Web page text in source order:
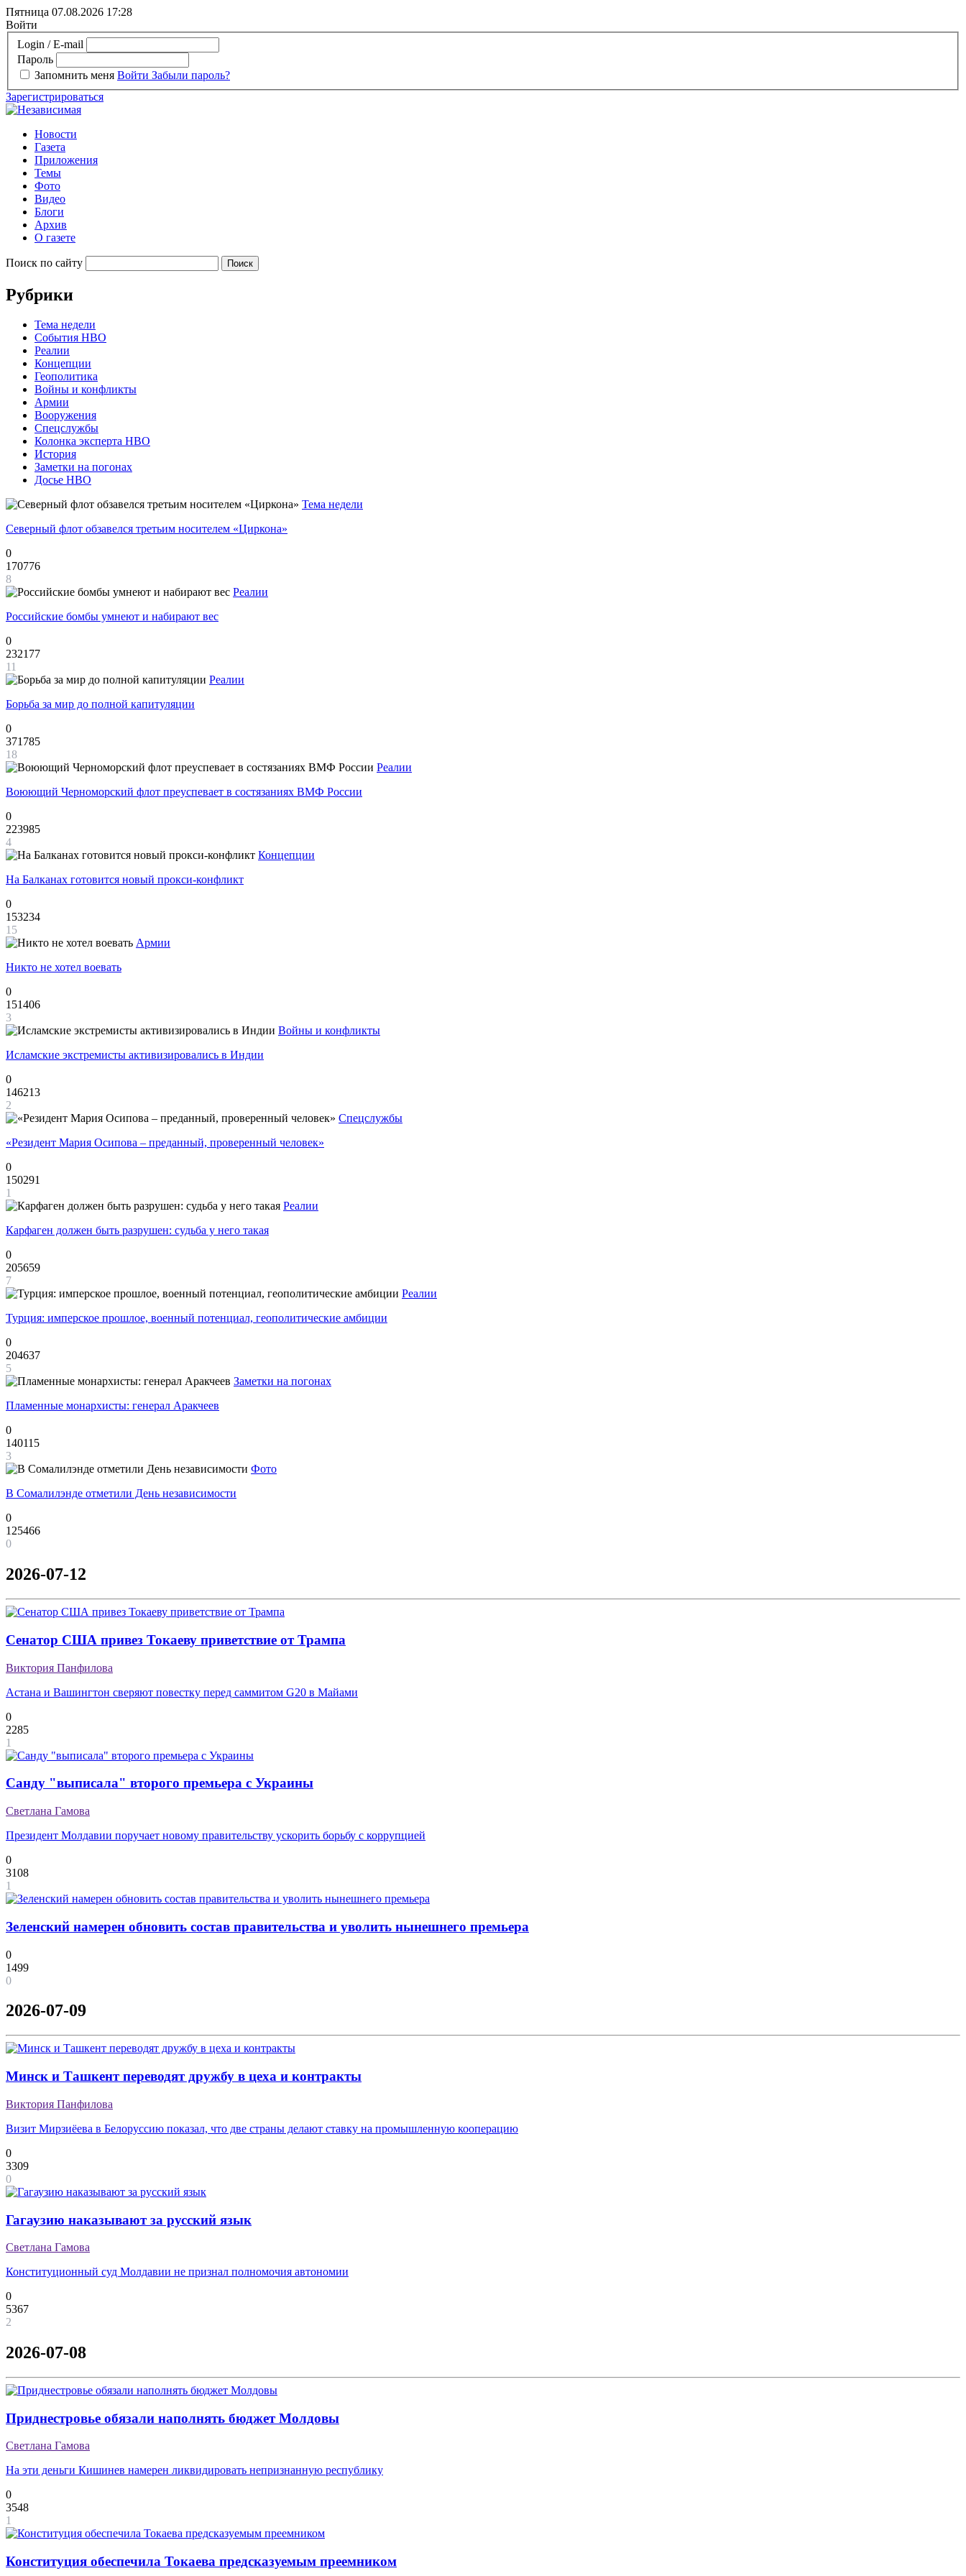
Пятница 07.08.2026 17:28
Войти
Login / E-mail
Пароль
Запомнить меня Войти Забыли пароль?
Зарегистрироваться
Новости
Газета
Приложения
Темы
Фото
Видео
Блоги
Архив
О газете
Поиск по сайту
Рубрики
Тема недели
События НВО
Реалии
Концепции
Геополитика
Войны и конфликты
Армии
Вооружения
Спецслужбы
Колонка эксперта НВО
История
Заметки на погонах
Досье НВО
Тема недели
Северный флот обзавелся третьим носителем «Циркона»
0
170776
8
Реалии
Российские бомбы умнеют и набирают вес
0
232177
11
Реалии
Борьба за мир до полной капитуляции
0
371785
18
Реалии
Воюющий Черноморский флот преуспевает в состязаниях ВМФ России
0
223985
4
Концепции
На Балканах готовится новый прокси-конфликт
0
153234
15
Армии
Никто не хотел воевать
0
151406
3
Войны и конфликты
Исламские экстремисты активизировались в Индии
0
146213
2
Спецслужбы
«Резидент Мария Осипова – преданный, проверенный человек»
0
150291
1
Реалии
Карфаген должен быть разрушен: судьба у него такая
0
205659
7
Реалии
Турция: имперское прошлое, военный потенциал, геополитические амбиции
0
204637
5
Заметки на погонах
Пламенные монархисты: генерал Аракчеев
0
140115
3
Фото
В Сомалилэнде отметили День независимости
0
125466
0
2026-07-12
Сенатор США привез Токаеву приветствие от Трампа
Виктория Панфилова
Астана и Вашингтон сверяют повестку перед саммитом G20 в Майами
0
2285
1
Санду "выписала" второго премьера с Украины
Светлана Гамова
Президент Молдавии поручает новому правительству ускорить борьбу с коррупцией
0
3108
1
Зеленский намерен обновить состав правительства и уволить нынешнего премьера
0
1499
0
2026-07-09
Минск и Ташкент переводят дружбу в цеха и контракты
Виктория Панфилова
Визит Мирзиёева в Белоруссию показал, что две страны делают ставку на промышленную кооперацию
0
3309
0
Гагаузию наказывают за русский язык
Светлана Гамова
Конституционный суд Молдавии не признал полномочия автономии
0
5367
2
2026-07-08
Приднестровье обязали наполнять бюджет Молдовы
Светлана Гамова
На эти деньги Кишинев намерен ликвидировать непризнанную республику
0
3548
1
Конституция обеспечила Токаева предсказуемым преемником